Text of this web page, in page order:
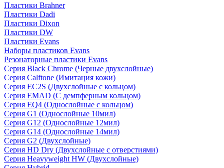
Пластики Brahner
Пластики Dadi
Пластики Dixon
Пластики DW
Пластики Evans
Наборы пластиков Evans
Резонаторные пластики Evans
Серия Black Chrome (Черные двухслойные)
Серия Calftone (Имитация кожи)
Серия EC2S (Двухслойные с кольцом)
Серия EMAD (С демпферным кольцом)
Серия EQ4 (Однослойные с кольцом)
Серия G1 (Однослойные 10мил)
Серия G12 (Однослойные 12мил)
Серия G14 (Однослойные 14мил)
Серия G2 (Двухслойные)
Серия HD Dry (Двухслойные с отверстиями)
Серия Heavyweight HW (Двухслойные)